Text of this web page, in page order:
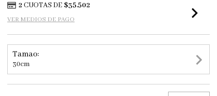
2 CUOTAS DE $35.502
VER MEDIOS DE PAGO
Tamao:
30cm